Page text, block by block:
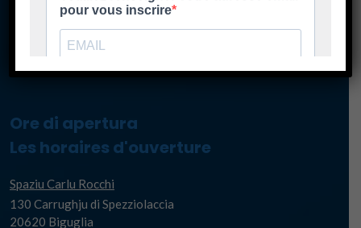
Ore di apertura
Les horaires d'ouverture
Spaziu Carlu Rocchi
130 Carrughju di Spezziolaccia
20620 Biguglia